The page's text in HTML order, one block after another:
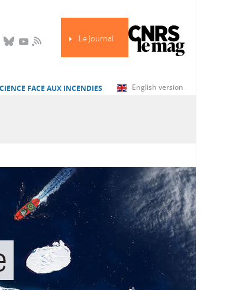
Le Journal
RSS
English version
FACE AUX INCENDIES